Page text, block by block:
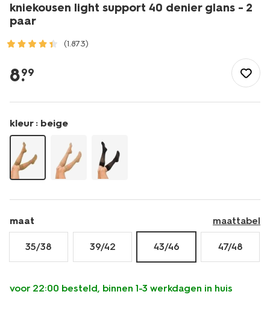
kniekousen light support 40 denier glans - 2
paar
(1.873)
kousen/kniekousen-
light-
40-
denier-
glans-
-2-
paar-
4042173.html
8.
99
kleur : beige
maat maattabel
35/38 39/42 43/46 47/48
voor 22:00 besteld, binnen 1-3 werkdagen in huis